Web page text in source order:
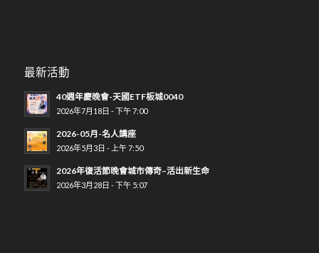
最新活動
40週年慶晚會-天國ETF板城0040
2026年7月18日 - 下午 7:00
2026-05月-名人講座
2026年5月3日 - 上午 7:50
2026年復活節晚會城市傳奇–活出新生命
2026年3月28日 - 下午 5:07